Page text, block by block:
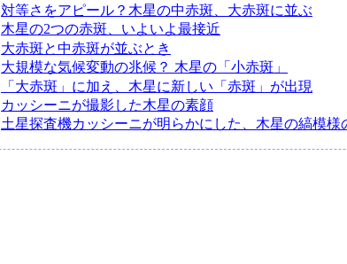
対等さをアピール？木星の中赤斑、大赤斑に並ぶ
木星の2つの赤斑、いよいよ最接近
大赤斑と中赤斑が並ぶとき
大規模な気候変動の兆候？ 木星の「小赤斑」
「大赤斑」に加え、木星に新しい「赤斑」が出現
カッシーニが撮影した木星の素顔
土星探査機カッシーニが明らかにした、木星の縞模様